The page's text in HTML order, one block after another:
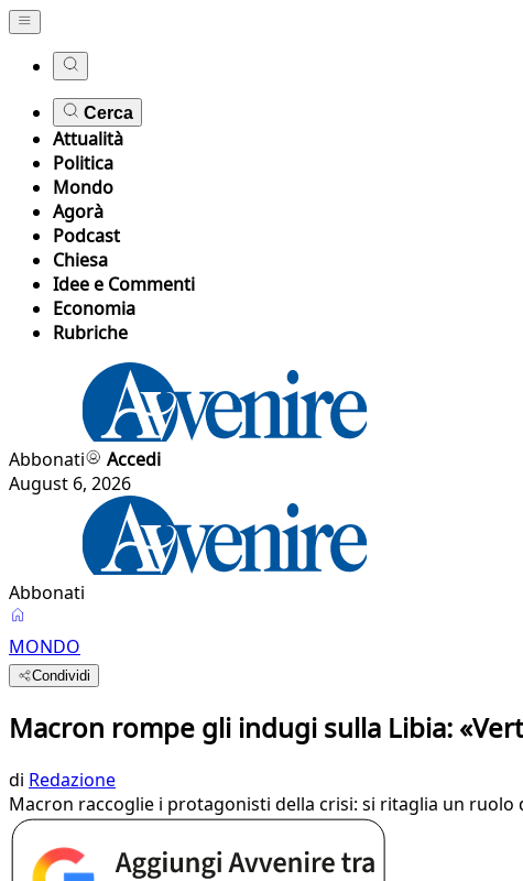
Cerca
Attualità
Politica
Mondo
Agorà
Podcast
Chiesa
Idee e Commenti
Economia
Rubriche
Abbonati
Accedi
August 6, 2026
Abbonati
MONDO
Condividi
Macron rompe gli indugi sulla Libia:
di Redazione
Macron raccoglie i protagonisti della crisi: si ritaglia un